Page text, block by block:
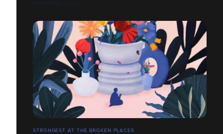
SHOWREEL 2023
STRONGEST AT THE BROKEN PLACES